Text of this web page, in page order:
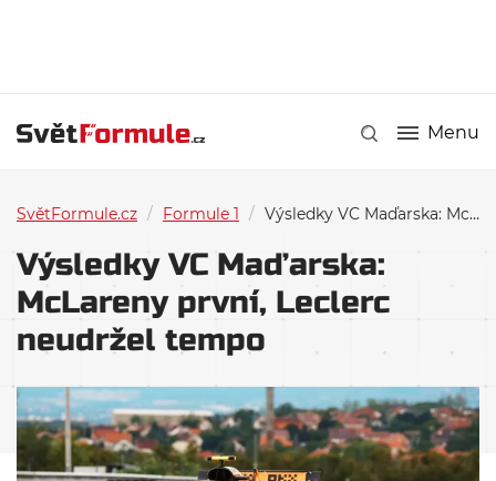
Menu
SvětFormule.cz / Formule 1 / Výsledky VC Maďarska: McLareny první, Leclerc neudržel tempo
Výsledky VC Maďarska:
McLareny první, Leclerc
neudržel tempo